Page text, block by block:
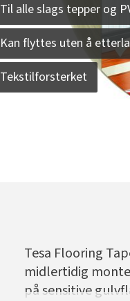
Til alle slags tepper og
Kan flyttes uten å
Tekstilforsterket
Tesa Flooring
midlertidig
på sensitive